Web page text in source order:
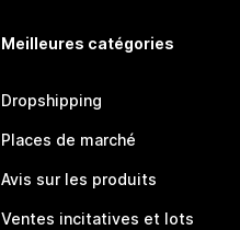
Meilleures catégories
Dropshipping
Places de marché
Avis sur les produits
Ventes incitatives et lots